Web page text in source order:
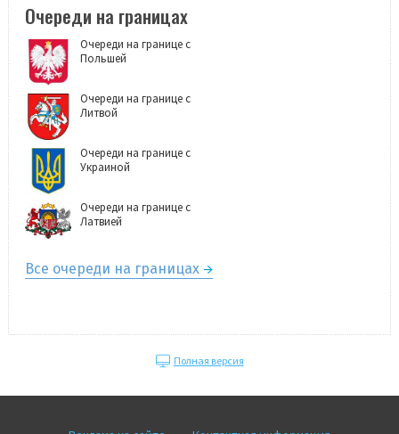
Очереди на границах
Очереди на границе с
Польшей
Очереди на границе с
Литвой
Очереди на границе с
Украиной
Очереди на границе с
Латвией
Все очереди на границах
Полная версия